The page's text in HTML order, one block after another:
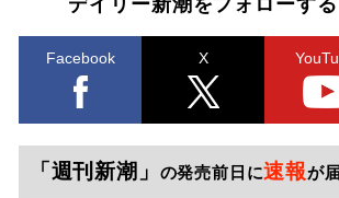
デイリー新潮をフォローする
Facebook X
「週刊新潮」 の発売前日に速報が